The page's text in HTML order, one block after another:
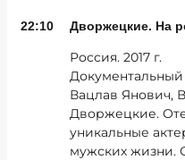
22:10 Дворжецкие. На
Россия. 2017 г.
Вацлав Янович,
Дворжецкие.
уникальные
мужских жизни.